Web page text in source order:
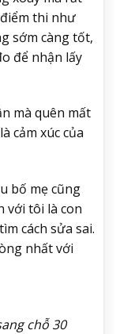
thi như
sớm càng tốt,
để nhận lấy
mà quên mất
cảm xúc của
bố mẹ cũng
với tôi là con
cách sửa sai.
nhất với
chỗ 30